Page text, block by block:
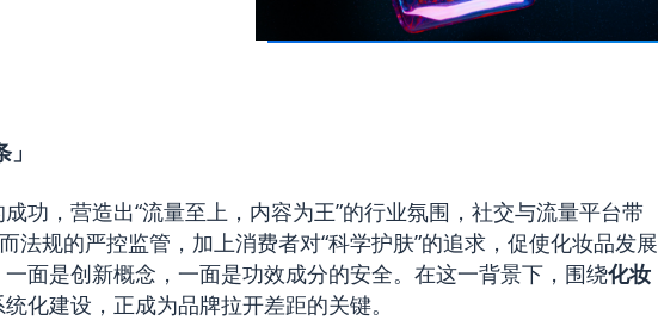
功，营造出“流量至上，内容为王”的行业氛围，社交与流量平台带
法规的严控监管，加上消费者对“科学护肤”的追求，促使化妆品发展
面是创新概念，一面是功效成分的安全。在这一背景下，围绕化妆
化建设，正成为品牌拉开差距的关键。